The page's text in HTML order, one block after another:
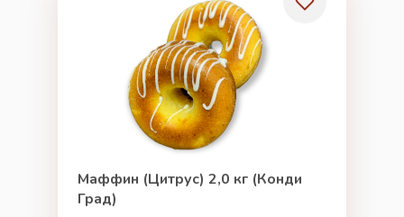
Маффин (Цитрус) 2,0 кг (Конди
Град)